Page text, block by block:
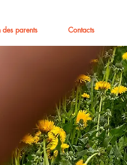
des parents Contacts